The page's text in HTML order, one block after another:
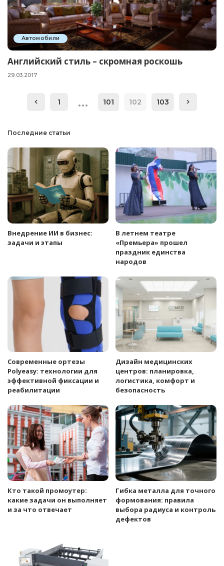
Автомобили
Английский стиль – скромная роскошь
29.03.2017
1 … 101 102 103
Последние статьи
Внедрение ИИ в бизнес:
задачи и этапы
В летнем театре
«Премьера» прошел
праздник единства
народов
Современные ортезы
Polyeasy: технологии для
эффективной фиксации и
реабилитации
Дизайн медицинских
центров: планировка,
логистика, комфорт и
безопасность
Кто такой промоутер:
какие задачи он выполняет
и за что отвечает
Гибка металла для точного
формования: правила
выбора радиуса и контроль
дефектов